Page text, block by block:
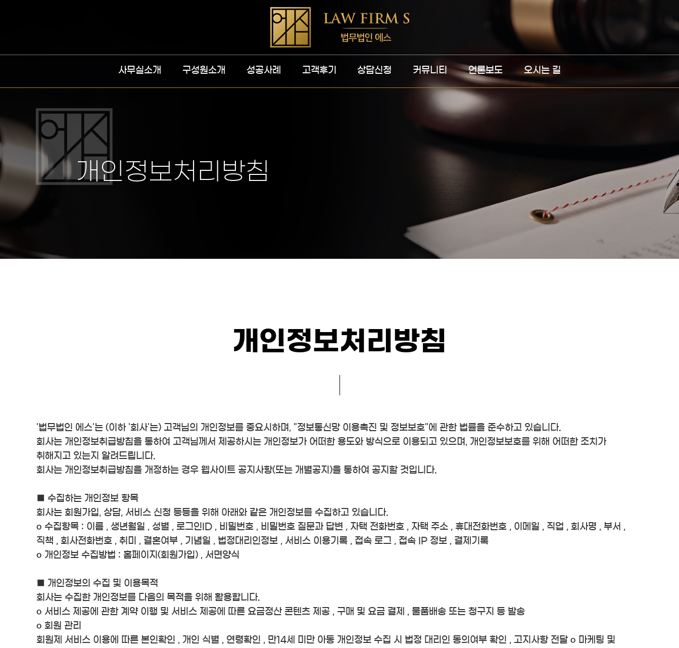
사무실소개 구성원소개 성공사례 고객후기 상담신청 커뮤니티 언론보도 오시는 길
개인정보처리방침
개인정보처리방침
'법무법인 에스'는 (이하 '회사'는) 고객님의 개인정보를 중요시하며, "정보통신망 이용촉진 및 정보보호"에 관한 법률을 준수하고 있습니다.
회사는 개인정보취급방침을 통하여 고객님께서 제공하시는 개인정보가 어떠한 용도와 방식으로 이용되고 있으며, 개인정보보호를 위해 어떠한 조치가
취해지고 있는지 알려드립니다.
회사는 개인정보취급방침을 개정하는 경우 웹사이트 공지사항(또는 개별공지)을 통하여 공지할 것입니다.
■ 수집하는 개인정보 항목
회사는 회원가입, 상담, 서비스 신청 등등을 위해 아래와 같은 개인정보를 수집하고 있습니다.
ο 수집항목 : 이름 , 생년월일 , 성별 , 로그인ID , 비밀번호 , 비밀번호 질문과 답변 , 자택 전화번호 , 자택 주소 , 휴대전화번호 , 이메일 , 직업 , 회사명 , 부서 ,
직책 , 회사전화번호 , 취미 , 결혼여부 , 기념일 , 법정대리인정보 , 서비스 이용기록 , 접속 로그 , 접속 IP 정보 , 결제기록
ο 개인정보 수집방법 : 홈페이지(회원가입) , 서면양식
■ 개인정보의 수집 및 이용목적
회사는 수집한 개인정보를 다음의 목적을 위해 활용합니다.
ο 서비스 제공에 관한 계약 이행 및 서비스 제공에 따른 요금정산 콘텐츠 제공 , 구매 및 요금 결제 , 물품배송 또는 청구지 등 발송
ο 회원 관리
회원제 서비스 이용에 따른 본인확인 , 개인 식별 , 연령확인 , 만14세 미만 아동 개인정보 수집 시 법정 대리인 동의여부 확인 , 고지사항 전달 ο 마케팅 및